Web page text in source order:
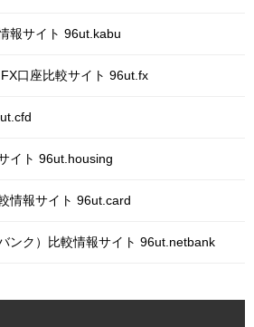
報サイト 96ut.kabu
口座比較サイト 96ut.fx
イト 96ut.housing
情報サイト 96ut.card
ンク）比較情報サイト 96ut.netbank